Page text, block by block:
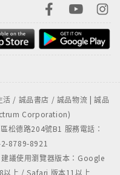
/ 誠品書店 / 誠品物流 | 誠品
Corporation)
松德路204號B1 服務電話：
8789-8921
議使用瀏覽器版本：Google
上 / Safari 版本11以上